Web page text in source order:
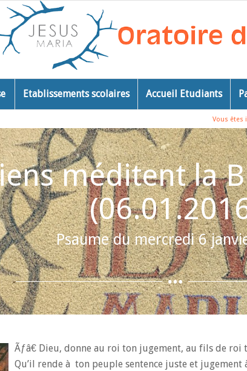
Etablissements scolaires Accueil Etudiants
Vous êtes
méditent la
Psaume du mercredi 6
Ãƒâ€ Dieu, donne au roi ton jugement, au fils de roi
Qu’il rende à ton peuple sentence juste et jugement